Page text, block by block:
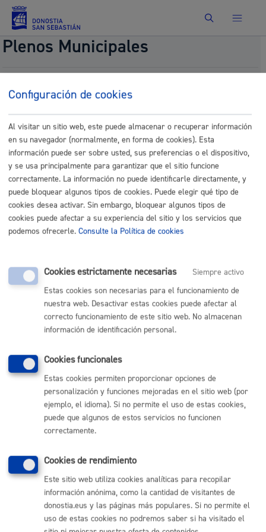
Buscar
Plenos Municipales
reguladora de la Tasa por participación en
procesos selectivos del Patronato Municipal de
Deportes.
Fecha del pleno:11/27/2025
Comisión:Comisión de Hacienda
Documentos
8.- Diktamen Pleno Tasak_
Balioduna_Signed_ZD_sin.pdf
Comunícate con el Ayuntamiento de Donostia / San
Sebastián
(gratuito desde Donostia / San Sebastián)
(+34) 943 481 000
Buzón de la ciudadanía
Enlaces útiles
Ofertas de empleo
Perfil del contratante
Sede electrónica
Sala de prensa
Mapa web
Otras páginas web corporativas
Donostia Kirola
Configuración de cookies
Al visitar un sitio web, este puede almacenar o recuperar información
en su navegador (normalmente, en forma de cookies). Esta
información puede ser sobre usted, sus preferencias o el dispositivo,
y se usa principalmente para garantizar que el sitio funcione
correctamente. La información no puede identificarle directamente, y
puede bloquear algunos tipos de cookies. Puede elegir qué tipo de
cookies desea activar. Sin embargo, bloquear algunos tipos de
cookies puede afectar a su experiencia del sitio y los servicios que
podemos ofrecerle. Consulte la Política de cookies
Cookies estrictamente necesarias
Siempre activo
Estas cookies son necesarias para el funcionamiento de
nuestra web. Desactivar estas cookies puede afectar al
correcto funcionamiento de este sitio web. No almacenan
información de identificación personal.
Cookies funcionales
Estas cookies permiten proporcionar opciones de
personalización y funciones mejoradas en el sitio web (por
ejemplo, el idioma). Si no permite el uso de estas cookies,
puede que algunos de estos servicios no funcionen
correctamente.
Cookies de rendimiento
Este sitio web utiliza cookies analíticas para recopilar
información anónima, como la cantidad de visitantes de
donostia.eus y las páginas más populares. Si no permite el
uso de estas cookies no podremos saber si ha visitado el